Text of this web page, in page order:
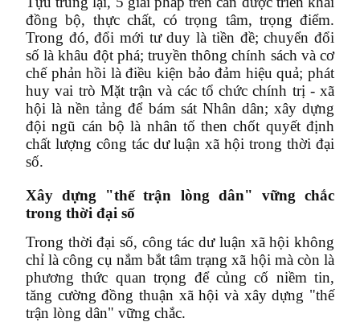
đồng bộ, thực chất, có trọng tâm, trọng điểm.
Trong đó, đổi mới tư duy là tiền đề; chuyển đổi
số là khâu đột phá; truyền thông chính sách và cơ
chế phản hồi là điều kiện bảo đảm hiệu quả; phát
huy vai trò Mặt trận và các tổ chức chính trị - xã
hội là nền tảng để bám sát Nhân dân; xây dựng
đội ngũ cán bộ là nhân tố then chốt quyết định
chất lượng công tác dư luận xã hội trong thời đại
số.
Xây dựng "thế trận lòng dân" vững chắc
trong thời đại số
Trong thời đại số, công tác dư luận xã hội không
chỉ là công cụ nắm bắt tâm trạng xã hội mà còn là
phương thức quan trọng để củng cố niềm tin,
tăng cường đồng thuận xã hội và xây dựng "thế
trận lòng dân" vững chắc.